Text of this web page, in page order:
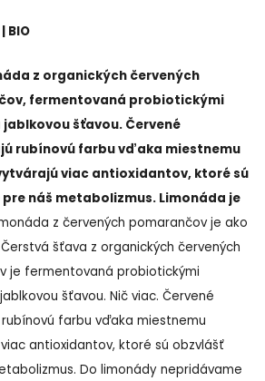
BIO
z organických červených
fermentovaná probiotickými
šťavou. Červené
rubínovú farbu vďaka miestnemu
viac antioxidantov, ktoré sú
náš metabolizmus. Limonáda je
z červených pomarančov je ako
šťava z organických červených
je fermentovaná probiotickými
šťavou. Nič viac. Červené
farbu vďaka miestnemu
antioxidantov, ktoré sú obzvlášť
Do limonády nepridávame